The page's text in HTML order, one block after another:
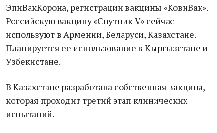
ЭпиВакКорона, регистрации вакцины «КовиВак».
Российскую вакцину «Спутник V» сейчас
используют в Армении, Беларуси, Казахстане.
Планируется ее использование в Кыргызстане и
Узбекистане.
В Казахстане разработана собственная вакцина,
которая проходит третий этап клинических
испытаний.